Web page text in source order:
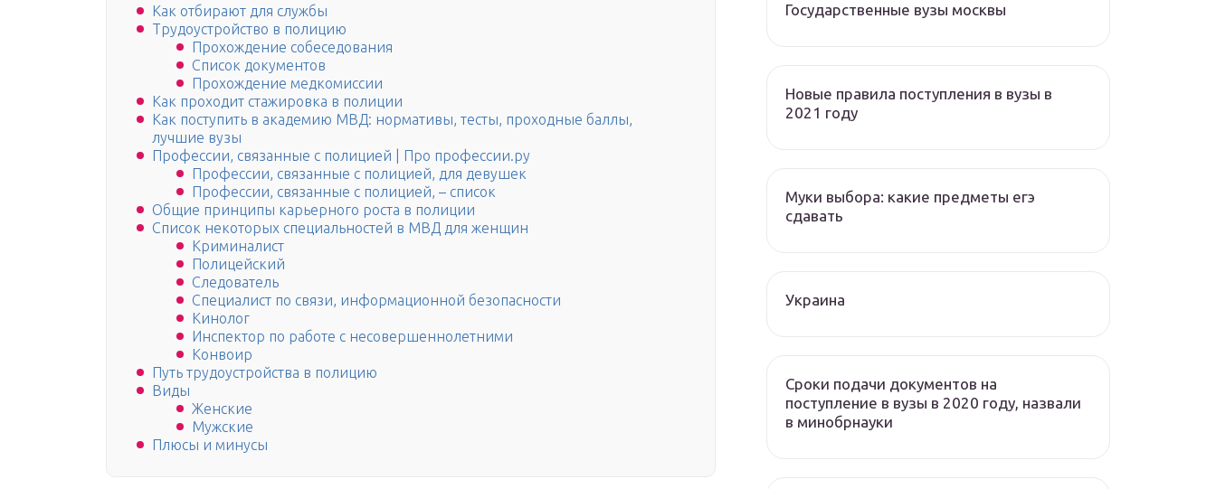
Как отбирают для службы
Трудоустройство в полицию
Прохождение собеседования
Список документов
Прохождение медкомиссии
Как проходит стажировка в полиции
Как поступить в академию МВД: нормативы, тесты, проходные баллы,
лучшие вузы
Профессии, связанные с полицией | Про профессии.ру
Профессии, связанные с полицией, для девушек
Профессии, связанные с полицией, – список
Общие принципы карьерного роста в полиции
Список некоторых специальностей в МВД для женщин
Криминалист
Полицейский
Следователь
Специалист по связи, информационной безопасности
Кинолог
Инспектор по работе с несовершеннолетними
Конвоир
Путь трудоустройства в полицию
Виды
Женские
Мужские
Плюсы и минусы
Государственные вузы москвы
Новые правила поступления в вузы в
2021 году
Муки выбора: какие предметы егэ
сдавать
Украина
Сроки подачи документов на
поступление в вузы в 2020 году, назвали
в минобрнауки